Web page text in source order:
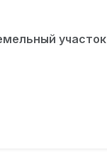
участок